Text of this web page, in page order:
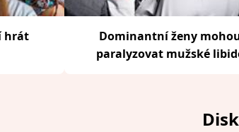
hrát
Dominantní ženy
paralyzovat mužské